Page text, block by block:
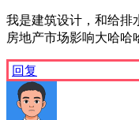
我是建筑设计，和给排
房地产市场影响大哈哈
回复